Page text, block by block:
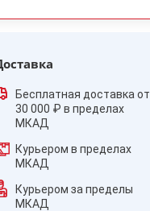
Бесплатная доставка от
30 000 ₽ в пределах
МКАД
Курьером в пределах
МКАД
Курьером за пределы
МКАД